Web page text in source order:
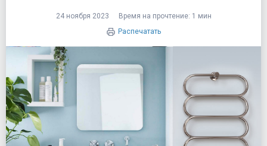
24 ноября 2023 Время на прочтение: 1 мин
Распечатать